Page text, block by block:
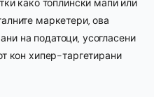
како топлински мапи или
маркетери, ова
на податоци, усогласени
кон хипер-таргетирани